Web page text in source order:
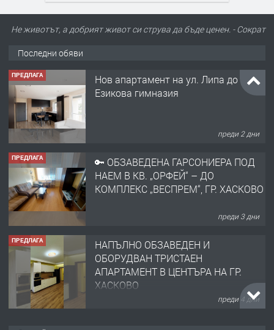
Не животът, а добрият живот си струва да бъде ценен. - Сократ
Последни обяви
ПРЕДЛАГА
Нов апартамент на ул. Липа до
Езикова гимназия
преди 2 дни
ПРЕДЛАГА
🔑 ОБЗАВЕДЕНА ГАРСОНИЕРА ПОД
НАЕМ В КВ. „ОРФЕЙ“ – ДО
КОМПЛЕКС „ВЕСПРЕМ“, ГР. ХАСКОВО
преди 3 дни
ПРЕДЛАГА
НАПЪЛНО ОБЗАВЕДЕН И
ОБОРУДВАН ТРИСТАЕН
АПАРТАМЕНТ В ЦЕНТЪРА НА ГР.
ХАСКОВО
преди 4 дни